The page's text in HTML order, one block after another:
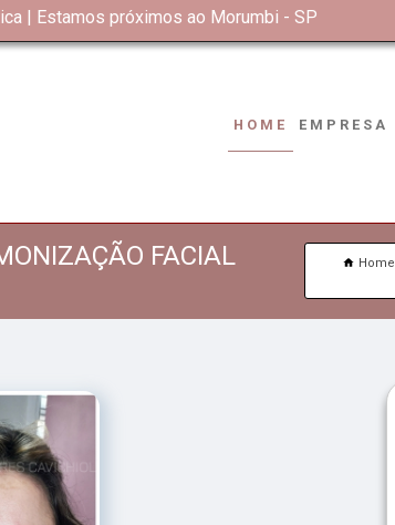
| Estamos próximos ao Morumbi - SP
HOME EMPRESA
FACIAL
Home